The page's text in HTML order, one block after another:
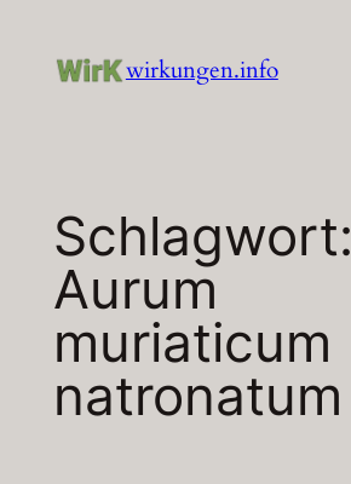
Inhalt
wirkungen.info
Schlagwort:
Aurum
muriaticum
natronatum